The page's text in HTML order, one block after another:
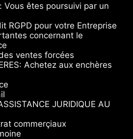
Vous êtes poursuivi par un
RGPD pour votre Entreprise
concernant le
ventes forcées
Achetez aux enchères
JURIDIQUE AU
commerçiaux